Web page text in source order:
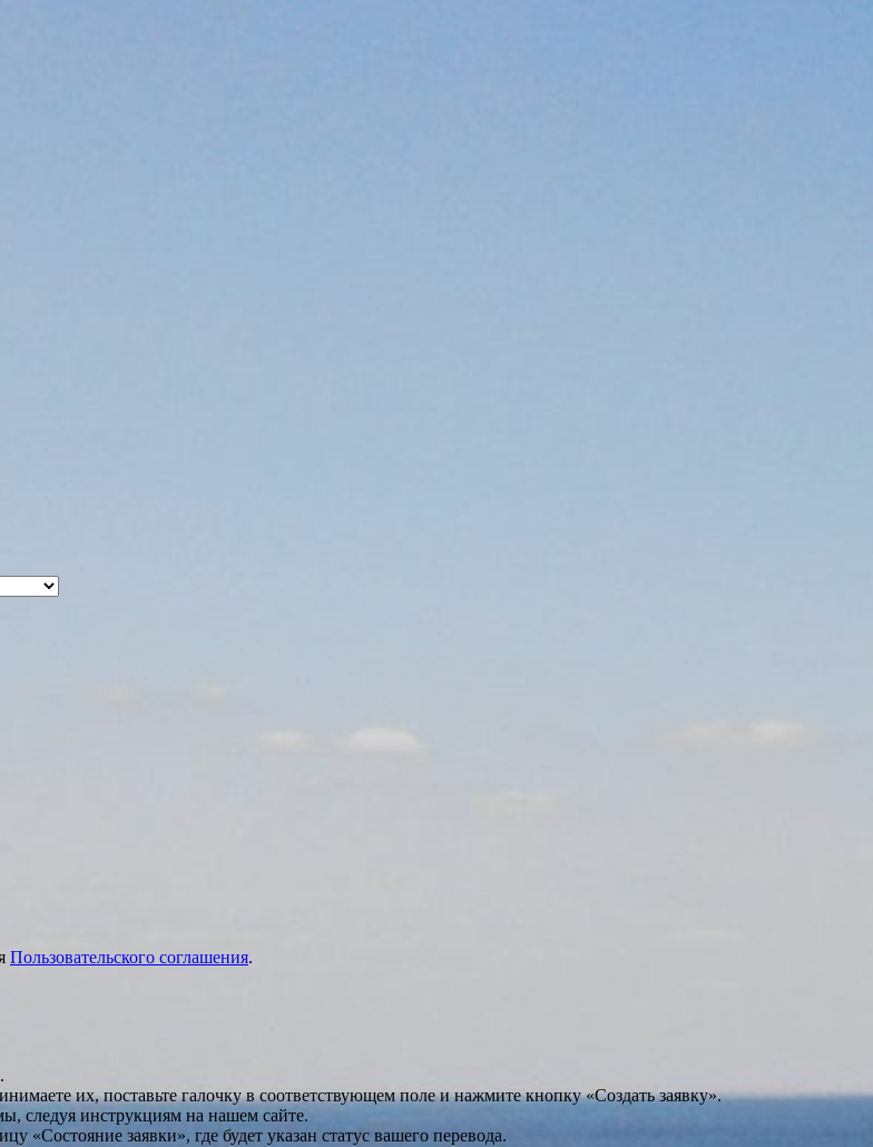
Пользовательского соглашения.
их, поставьте галочку в соответствующем поле и нажмите кнопку «Создать заявку».
следуя инструкциям на нашем сайте.
«Состояние заявки», где будет указан статус вашего перевода.